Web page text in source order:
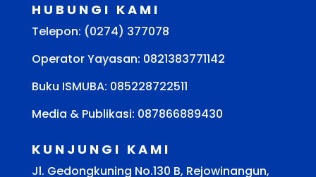
HUBUNGI KAMI
Telepon: (0274) 377078
Operator Yayasan: 0821383771142
Buku ISMUBA: 085228722511
Media & Publikasi: 087866889430
KUNJUNGI KAMI
Jl. Gedongkuning No.130 B, Rejowinangun,